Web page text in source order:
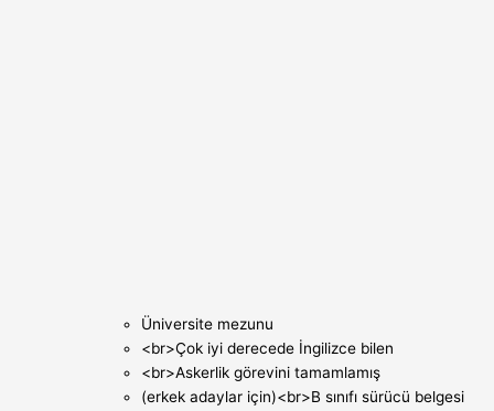
Üniversite mezunu
<br>Çok iyi derecede İngilizce bilen
<br>Askerlik görevini tamamlamış
(erkek adaylar için)<br>B sınıfı sürücü belgesi